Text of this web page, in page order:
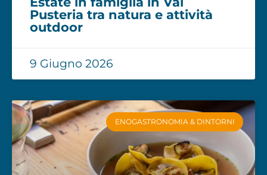
Pusteria tra natura e attività
outdoor
9 Giugno 2026
ENOGASTRONOMIA & DINTORNI